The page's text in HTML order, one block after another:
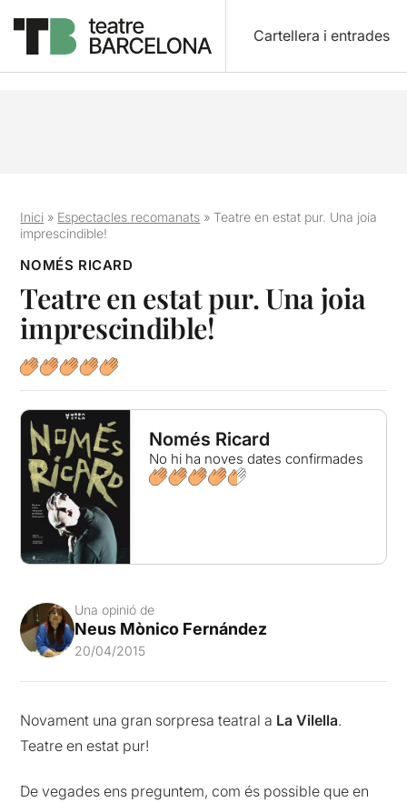
Cartellera i entrades
Inici » Espectacles recomanats »Teatre en estat pur. Una joia
imprescindible!
NOMÉS RICARD
Teatre en estat pur. Una joia
imprescindible!
Només Ricard
No hi ha noves dates confirmades
Una opinió de
Neus Mònico Fernández
20/04/2015
Novament una gran sorpresa teatral a La Vilella.
Teatre en estat pur!
De vegades ens preguntem, com és possible que en